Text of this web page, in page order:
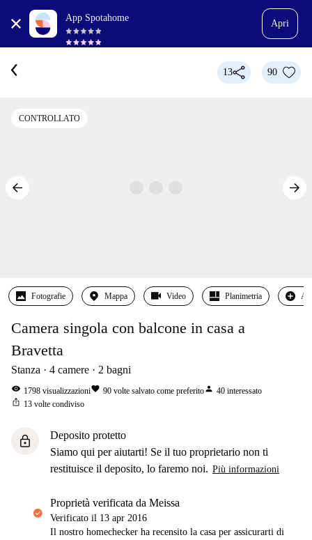
App Spotahome
Apri
13 90
CONTROLLATO
Fotografie Mappa Video Planimetria
Camera singola con balcone in casa a
Bravetta
Stanza 4 camere 2 bagni
visibility 1798 visualizzazionifavorite 90 volte salvato come preferitoperson 40 interessato
ios_share 13 volte condiviso
lock
Deposito protetto
Siamo qui per aiutarti! Se il tuo proprietario non ti
restituisce il deposito, lo faremo noi. Più informazioni
proprietà verificata da Meissa
Verificato il 13 apr 2016
Il nostro homechecker ha recensito la casa per assicurarti di